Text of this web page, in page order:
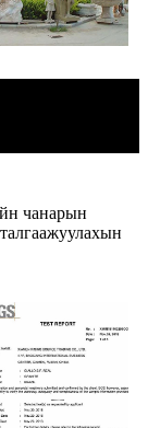
чанарын